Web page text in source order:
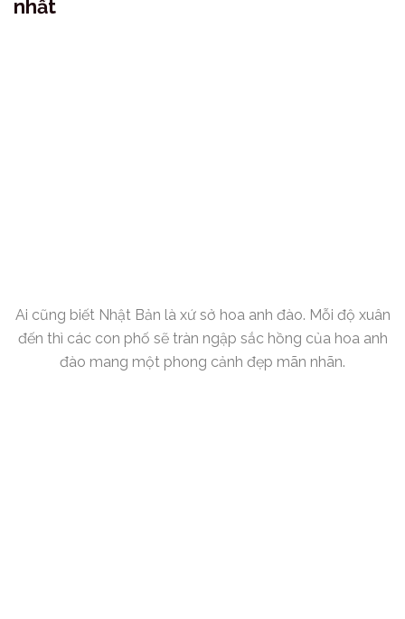
nhất
Ai cũng biết Nhật Bản là xứ sở hoa anh đào. Mỗi độ xuân
đến thì các con phố sẽ tràn ngập sắc hồng của hoa anh
đào mang một phong cảnh đẹp mãn nhãn.